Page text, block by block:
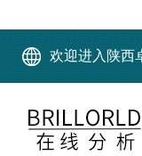
欢迎进入陕西